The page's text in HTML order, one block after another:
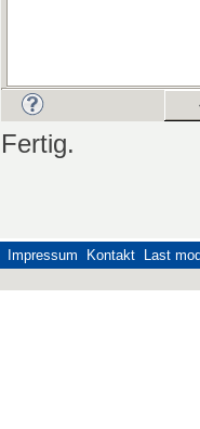
Fertig.
Impressum Kontakt Last